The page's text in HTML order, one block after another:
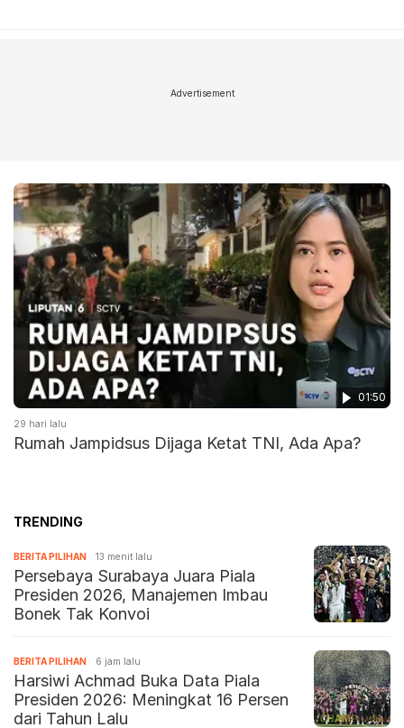
Advertisement
01:50
29 hari lalu
Rumah Jampidsus Dijaga Ketat TNI, Ada Apa?
TRENDING
BERITA PILIHAN 13 menit lalu
Persebaya Surabaya Juara Piala
Presiden 2026, Manajemen Imbau
Bonek Tak Konvoi
BERITA PILIHAN 6 jam lalu
Harsiwi Achmad Buka Data Piala
Presiden 2026: Meningkat 16 Persen
dari Tahun Lalu